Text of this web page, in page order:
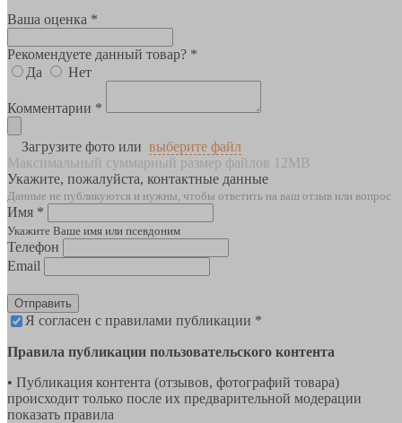
Ваша оценка *
Рекомендуете данный товар? *
Да
Нет
Комментарии *
Загрузите фото или выберите файл
Максимальный суммарный размер файлов 12MB
Укажите, пожалуйста, контактные данные
Данные не публикуются и нужны, чтобы ответить на ваш отзыв или вопрос
Имя *
Укажите Ваше имя или псевдоним
Телефон
Email
Отправить
Я согласен с правилами публикации *
Правила публикации пользовательского контента
• Публикация контента (отзывов, фотографий товара)
происходит только после их предварительной модерации
показать правила